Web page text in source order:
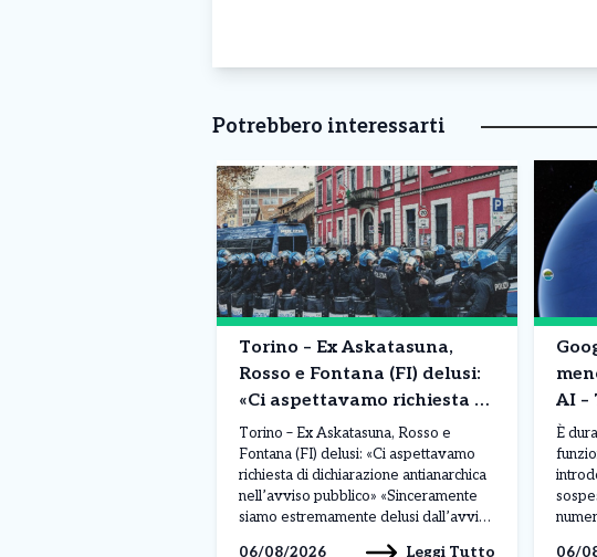
Potrebbero interessarti
Torino – Ex Askatasuna,
Rosso e Fontana (FI) delusi:
«Ci aspettavamo richiesta di
dichiarazione antianarchica
nell’avviso pubblico»
Torino – Ex Askatasuna, Rosso e
Fontana (FI) delusi: «Ci aspettavamo
richiesta di dichiarazione antianarchica
nell’avviso pubblico» «Sinceramente
siamo estremamente delusi dall’avviso
06/08/2026 Leggi Tutto
AI –
di
È
06/